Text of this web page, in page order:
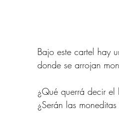
Bajo este cartel hay
donde se arrojan
¿Qué querrá decir el
¿Serán las